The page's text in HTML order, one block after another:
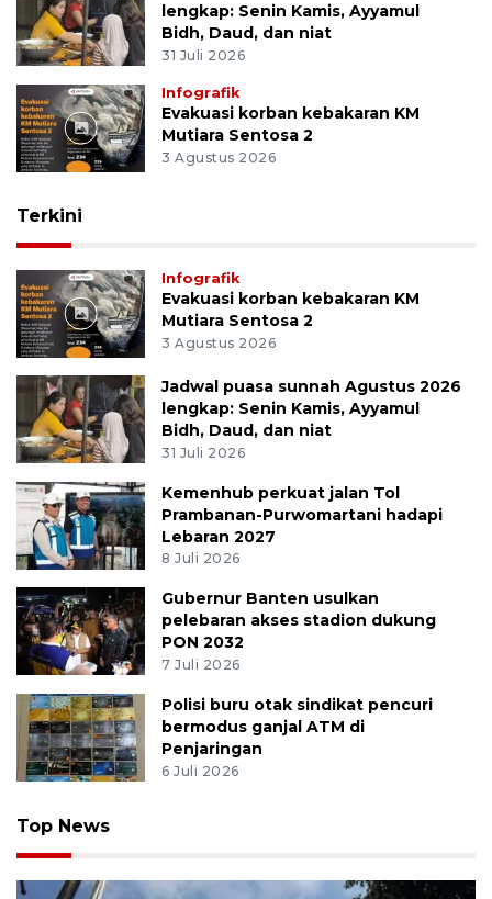
lengkap: Senin Kamis, Ayyamul
Bidh, Daud, dan niat
31 Juli 2026
Infografik
Evakuasi korban kebakaran KM
Mutiara Sentosa 2
3 Agustus 2026
Terkini
Infografik
Evakuasi korban kebakaran KM
Mutiara Sentosa 2
3 Agustus 2026
Jadwal puasa sunnah Agustus 2026
lengkap: Senin Kamis, Ayyamul
Bidh, Daud, dan niat
31 Juli 2026
Kemenhub perkuat jalan Tol
Prambanan-Purwomartani hadapi
Lebaran 2027
8 Juli 2026
Gubernur Banten usulkan
pelebaran akses stadion dukung
PON 2032
7 Juli 2026
Polisi buru otak sindikat pencuri
bermodus ganjal ATM di
Penjaringan
6 Juli 2026
Top News